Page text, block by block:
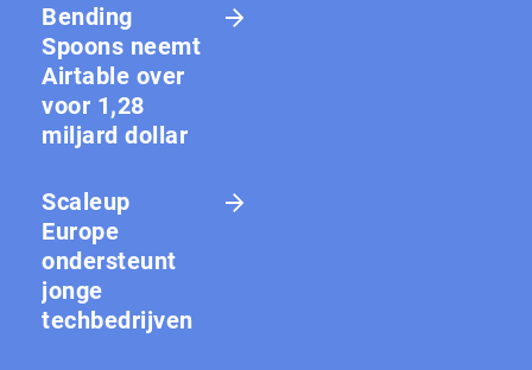
Bending
Spoons neemt
Airtable over
voor 1,28
miljard dollar
Scaleup
Europe
ondersteunt
jonge
techbedrijven